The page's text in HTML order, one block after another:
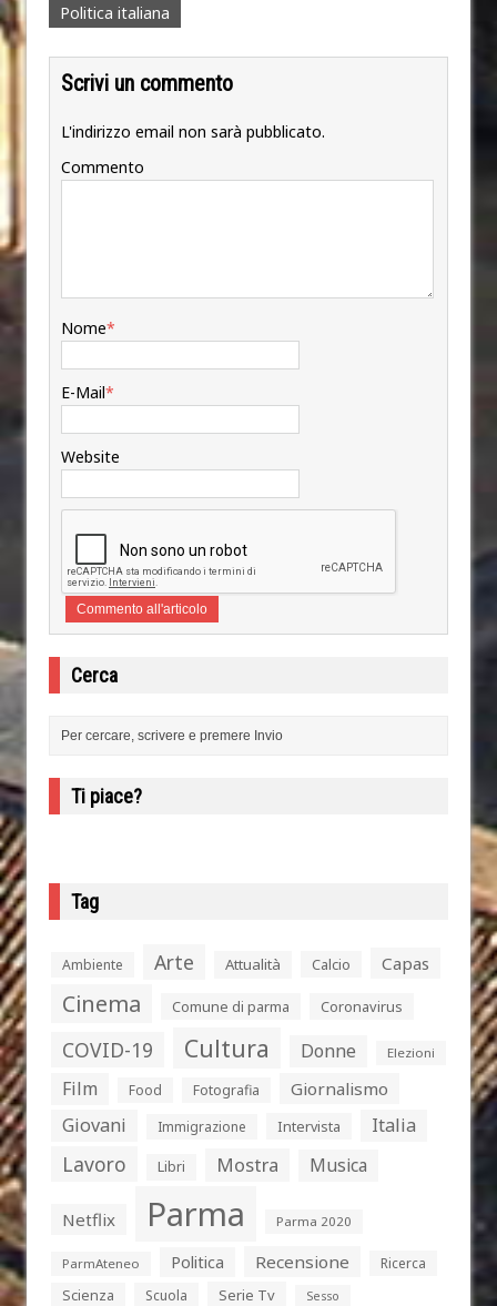
Politica italiana
Scrivi un commento
L'indirizzo email non sarà pubblicato.
Commento
Nome*
E-Mail*
Website
Cerca
Ti piace?
Tag
Ambiente Arte Attualità Calcio Capas
Cinema Comune di parma Coronavirus
COVID-19 Cultura Donne Elezioni
Film Food Fotografia Giornalismo
Giovani Immigrazione Intervista Italia
Lavoro Libri Mostra Musica
Netflix Parma Parma 2020
ParmAteneo Politica Recensione
Ricerca
Scienza
Scuola Serie Tv Sesso